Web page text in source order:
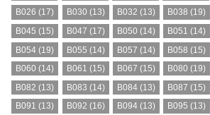
B026 (17) B030 (13) B032 (13) B038 (19)
B045 (15) B047 (17) B050 (14) B051 (14)
B054 (19) B055 (14) B057 (14) B058 (15)
B060 (14) B061 (15) B067 (15) B080 (19)
B082 (13) B083 (14) B084(13) B087 (15)
B091 (13) B092 (16) B094(13) B095 (13)